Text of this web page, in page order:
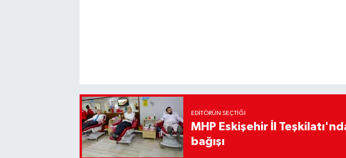
EDITÖRÜN SEÇTIĞI
MHP Eskişehir İl
bağışı